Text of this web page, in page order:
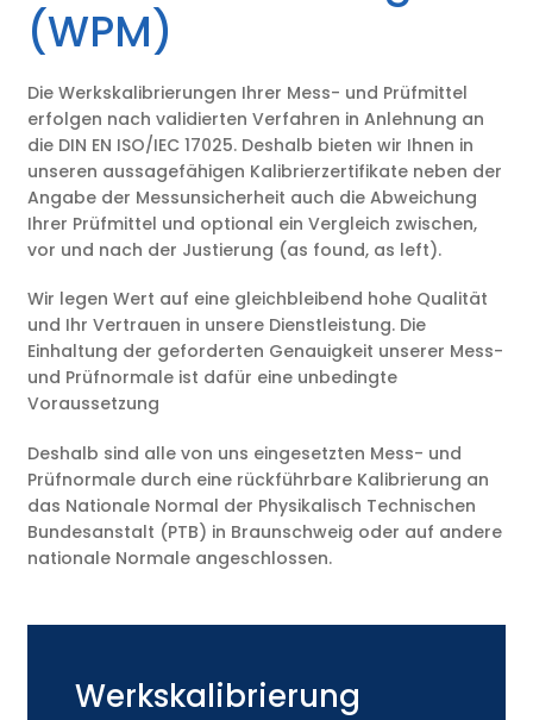
(WPM)
Die Werkskalibrierungen Ihrer Mess- und Prüfmittel
erfolgen nach validierten Verfahren in Anlehnung an
die DIN EN ISO/IEC 17025. Deshalb bieten wir Ihnen in
unseren aussagefähigen Kalibrierzertifikate neben der
Angabe der Messunsicherheit auch die Abweichung
Ihrer Prüfmittel und optional ein Vergleich zwischen,
vor und nach der Justierung (as found, as left).
Wir legen Wert auf eine gleichbleibend hohe Qualität
und Ihr Vertrauen in unsere Dienstleistung. Die
Einhaltung der geforderten Genauigkeit unserer Mess-
und Prüfnormale ist dafür eine unbedingte
Voraussetzung
Deshalb sind alle von uns eingesetzten Mess- und
Prüfnormale durch eine rückführbare Kalibrierung an
das Nationale Normal der Physikalisch Technischen
Bundesanstalt (PTB) in Braunschweig oder auf andere
nationale Normale angeschlossen.
Werkskalibrierung